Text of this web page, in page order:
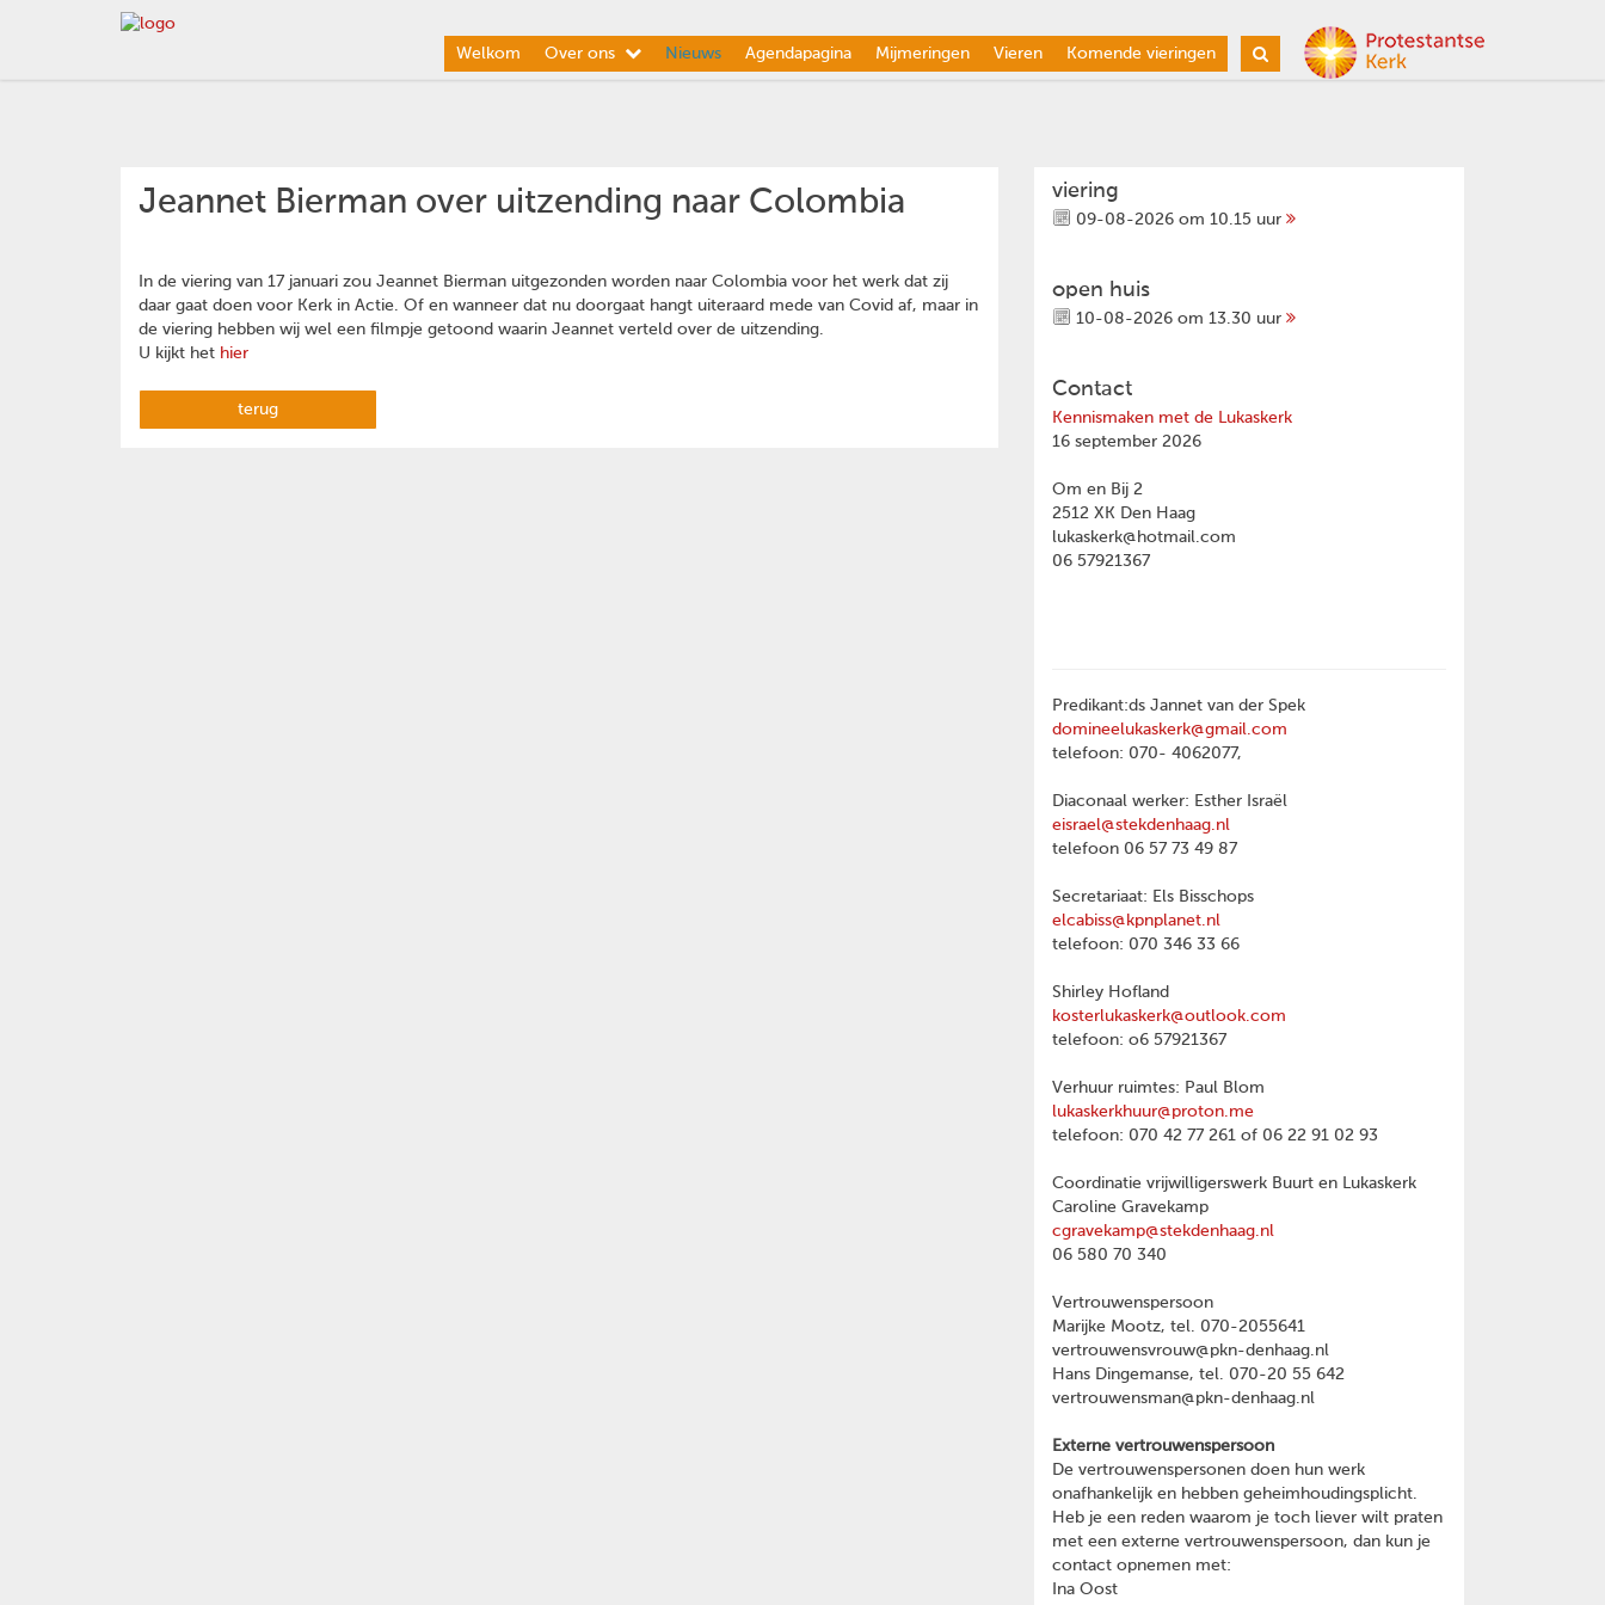
Welkom Over ons Nieuws Agendapagina Mijmeringen Vieren Komende vieringen
Jeannet Bierman over uitzending naar Colombia
In de viering van 17 januari zou Jeannet Bierman uitgezonden worden naar Colombia voor het werk dat zij
daar gaat doen voor Kerk in Actie. Of en wanneer dat nu doorgaat hangt uiteraard mede van Covid af, maar in
de viering hebben wij wel een filmpje getoond waarin Jeannet verteld over de uitzending.
U kijkt het hier
terug
viering
09-08-2026 om 10.15 uur
open huis
10-08-2026 om 13.30 uur
Contact
Kennismaken met de Lukaskerk
16 september 2026
Om en Bij 2
2512 XK Den Haag
lukaskerk@hotmail.com
06 57921367
Predikant:ds Jannet van der Spek
domineelukaskerk@gmail.com
telefoon: 070- 4062077,
Diaconaal werker: Esther Israël
eisrael@stekdenhaag.nl
telefoon 06 57 73 49 87
Secretariaat: Els Bisschops
elcabiss@kpnplanet.nl
telefoon: 070 346 33 66
Shirley Hofland
kosterlukaskerk@outlook.com
telefoon: o6 57921367
Verhuur ruimtes: Paul Blom
lukaskerkhuur@proton.me
telefoon: 070 42 77 261 of 06 22 91 02 93
Coordinatie vrijwilligerswerk Buurt en Lukaskerk
Caroline Gravekamp
cgravekamp@stekdenhaag.nl
06 580 70 340
Vertrouwenspersoon
Marijke Mootz, tel. 070-2055641
vertrouwensvrouw@pkn-denhaag.nl
Hans Dingemanse, tel. 070-20 55 642
vertrouwensman@pkn-denhaag.nl
Externe vertrouwenspersoon
De vertrouwenspersonen doen hun werk
onafhankelijk en hebben geheimhoudingsplicht.
Heb je een reden waarom je toch liever wilt praten
met een externe vertrouwenspersoon, dan kun je
contact opnemen met:
Ina Oost